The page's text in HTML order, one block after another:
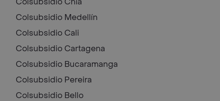
Colsubsidio Medellín
Colsubsidio Cali
Colsubsidio Cartagena
Colsubsidio Bucaramanga
Colsubsidio Pereira
Colsubsidio Bello